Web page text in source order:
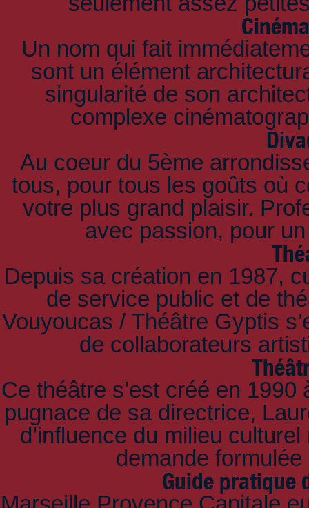
Un nom qui fait
sont un élément
singularité de son
complexe
Au coeur du 5ème
tous, pour tous les goûts où
votre plus grand plaisir.
avec passion, pour
Depuis sa création en 1987,
de service public et de
Vouyoucas / Théâtre Gyptis
de collaborateurs
Ce théâtre s’est créé en 1990
pugnace de sa directrice,
d’influence du milieu
demande
Guide pratique